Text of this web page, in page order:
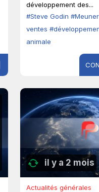
développement des...
#Steve Godin
ventes
animale
il y a 2 mois
Actualités générales